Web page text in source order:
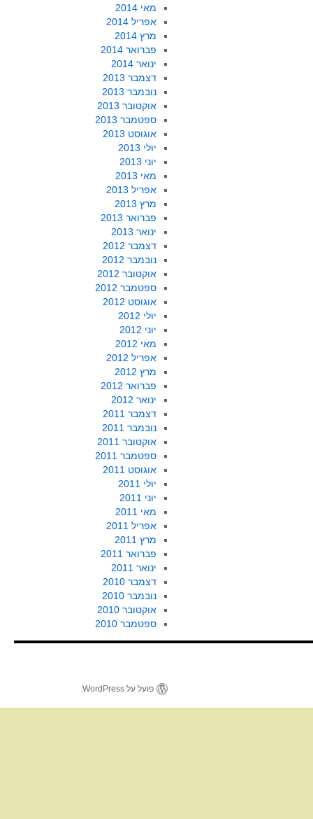
מאי 2014
אפריל 2014
מרץ 2014
פברואר 2014
ינואר 2014
דצמבר 2013
נובמבר 2013
אוקטובר 2013
ספטמבר 2013
אוגוסט 2013
יולי 2013
יוני 2013
מאי 2013
אפריל 2013
מרץ 2013
פברואר 2013
ינואר 2013
דצמבר 2012
נובמבר 2012
אוקטובר 2012
ספטמבר 2012
אוגוסט 2012
יולי 2012
יוני 2012
מאי 2012
אפריל 2012
מרץ 2012
פברואר 2012
ינואר 2012
דצמבר 2011
נובמבר 2011
אוקטובר 2011
ספטמבר 2011
אוגוסט 2011
יולי 2011
יוני 2011
מאי 2011
אפריל 2011
מרץ 2011
פברואר 2011
ינואר 2011
דצמבר 2010
נובמבר 2010
אוקטובר 2010
ספטמבר 2010
פועל על WordPress.